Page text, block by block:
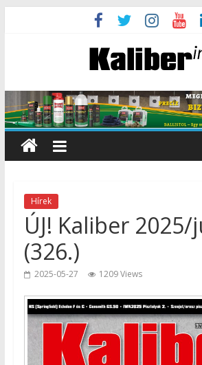
Hírek
ÚJ! Kaliber
(326.)
2025-05-27 1209 Views